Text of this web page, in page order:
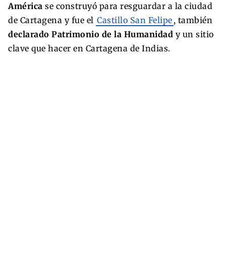
América se construyó para resguardar a la ciudad
de Cartagena y fue el Castillo San Felipe , también
declarado Patrimonio de la Humanidad y un sitio
clave que hacer en Cartagena de Indias.